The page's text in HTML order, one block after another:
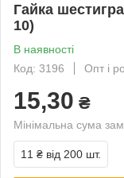
Гайка
10)
В наявності
Код: 3196
Опт і
15,30 ₴
Мінімальна сума
11 ₴ від 200 шт.